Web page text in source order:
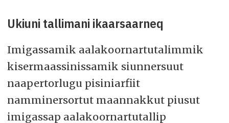
Ukiuni tallimani ikaarsaarneq
Imigassamik aalakoornartutalimmik
kisermaassinissamik siunnersuut
naapertorlugu pisiniarfiit
namminersortut maannakkut piusut
imigassap aalakoornartutallip